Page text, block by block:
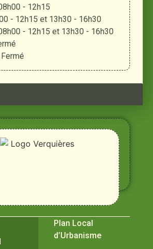
- 12h15
- 12h15 et 13h30 - 16h30
- 12h15 et 13h30 - 16h30
Plan Local
d’Urbanisme